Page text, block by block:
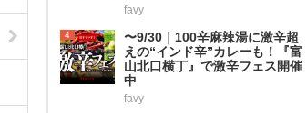
favy
4
〜9/30｜100辛麻辣湯に激辛超
えの“インド辛”カレーも！『富
山北口横丁』で激辛フェス開催
中
favy